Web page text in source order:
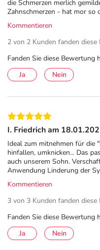
Aufgrund der guten
Traumeel® S für
behandelnden Ärztin
und in welcher Dosierung
Kind anwenden sollten.
Arzneim., daher ohne Angabe
Lactose. Stand: Apr. 2025 Zu
Packungsbeilage und fragen Sie
Biologische Heilmittel Heel
Baden, www.heel.de
Anwendung
Soweit nicht anders
Tablette im Mund
Bedarf auch über einen
Wochen eingenommen
die Schmerzen merlich
Zahnschmerzen - hat mor so
Kommentieren
2 von 2 Kunden fanden
Fanden Sie diese Bewertung
Ja
Nein
I. Friedrich am
Ideal zum mitnehmen für die
hinfallen, umknicken... Das
auch unserem Sohn.
Anwendung Linderung der
Kommentieren
3 von 3 Kunden fanden
Fanden Sie diese Bewertung
Ja
Nein